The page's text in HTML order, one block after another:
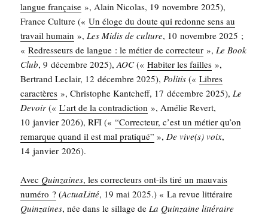
langue fran­çaise », Alain Nico­las, 19 novembre 2025),
France Culture («Un éloge du doute qui redonne sens au
tra­vail humain »,Les Midis de culture, 10 novembre 2025 ;
«Redres­seurs de langue : le métier de cor­rec­teur »,Le Book
Club, 9 décembre 2025),AOC(«Habi­ter les failles »,
Ber­trand Leclair, 12 décembre 2025),Poli­tis («Libres
carac­tères », Chris­tophe Kant­cheff, 17 décembre 2025),Le
Devoir («L’art de la contra­dic­tion », Amé­lie Revert,
10 jan­vier 2026), RFI («“Cor­rec­teur, c’est un métier qu’on
remarque quand il est mal pra­ti­qué” »,De vive(s) voix,
14 jan­vier 2026).
Avec Quin­zaines, les cor­rec­teurs ont-ils tiré un mau­vais
numé­ro ? (Actua­Lit­té, 19 mai 2025.) « La revue lit­té­raire
Quin­zaines, née dans le sillage deLa Quin­zaine lit­té­raire